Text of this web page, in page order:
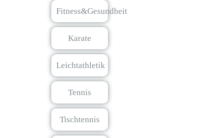
Fitness&Gesundheit
Karate
Leichtathletik
Tennis
Tischtennis